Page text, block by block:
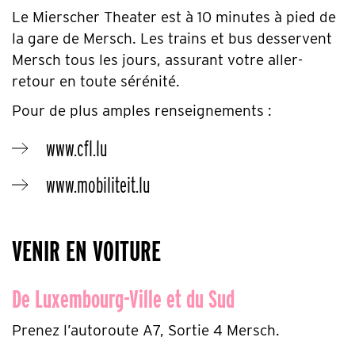
Le Mierscher Theater est à 10 minutes à pied de
la gare de Mersch. Les trains et bus desservent
Mersch tous les jours, assurant votre aller-
retour en toute sérénité.
Pour de plus amples renseignements :
www.cfl.lu
www.mobiliteit.lu
VENIR EN VOITURE
De Luxembourg-Ville et du Sud
Prenez l’autoroute A7, Sortie 4 Mersch.